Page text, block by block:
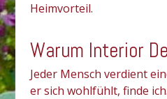
Heimvorteil.
Warum Interior
Jeder Mensch verdient
er sich wohlfühlt, finde